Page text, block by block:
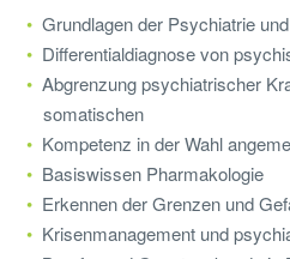
Grundlagen der Psychiatrie
Differentialdiagnose von
Abgrenzung psychiatrischer
somatischen
Kompetenz in der Wahl
Basiswissen Pharmakologie
Erkennen der Grenzen und
Krisenmanagement und